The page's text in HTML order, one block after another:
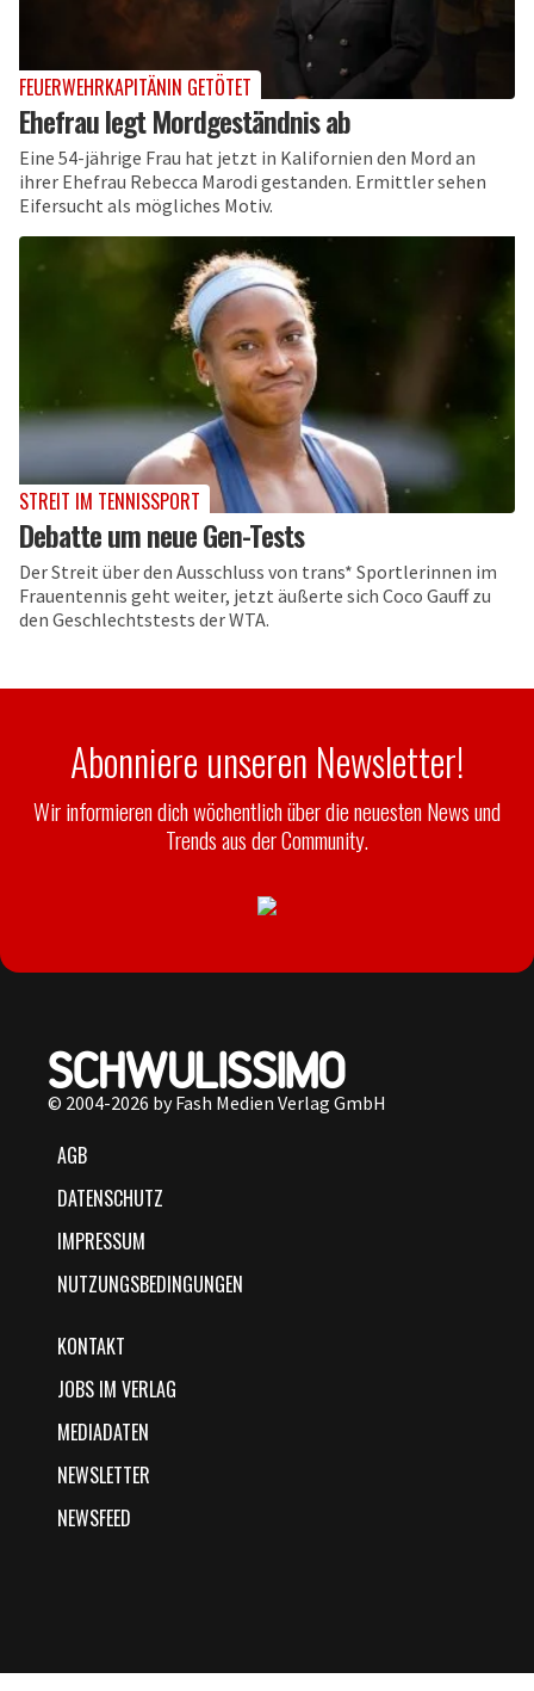
FEUERWEHRKAPITÄNIN GETÖTET
Ehefrau legt Mordgeständnis ab
Eine 54-jährige Frau hat jetzt in Kalifornien den Mord an
ihrer Ehefrau Rebecca Marodi gestanden. Ermittler sehen
Eifersucht als mögliches Motiv.
STREIT IM TENNISSPORT
Debatte um neue Gen-Tests
Der Streit über den Ausschluss von trans* Sportlerinnen im
Frauentennis geht weiter, jetzt äußerte sich Coco Gauff zu
den Geschlechtstests der WTA.
Abonniere unseren Newsletter!
Wir informieren dich wöchentlich über die neuesten News und
Trends aus der Community.
© 2004-2026 by Fash Medien Verlag GmbH
AGB
DATENSCHUTZ
IMPRESSUM
NUTZUNGSBEDINGUNGEN
KONTAKT
JOBS IM VERLAG
MEDIADATEN
NEWSLETTER
NEWSFEED